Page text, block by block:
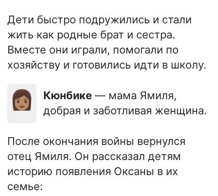
Дети быстро подружились и стали
жить как родные брат и сестра.
Вместе они играли, помогали по
хозяйству и готовились идти в школу.
👩🏽 Кюнбике — мама Ямиля,
добрая и заботливая женщина.
После окончания войны вернулся
отец Ямиля. Он рассказал детям
историю появления Оксаны в их
семье: